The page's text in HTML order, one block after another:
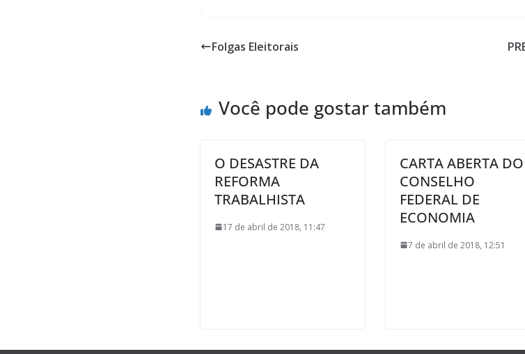
Folgas Eleitorais
Você pode gostar também
O DESASTRE DA
REFORMA
TRABALHISTA
17 de abril de 2018, 11:47
CARTA ABERTA DO
CONSELHO
FEDERAL DE
ECONOMIA
7 de abril de 2018, 12:51